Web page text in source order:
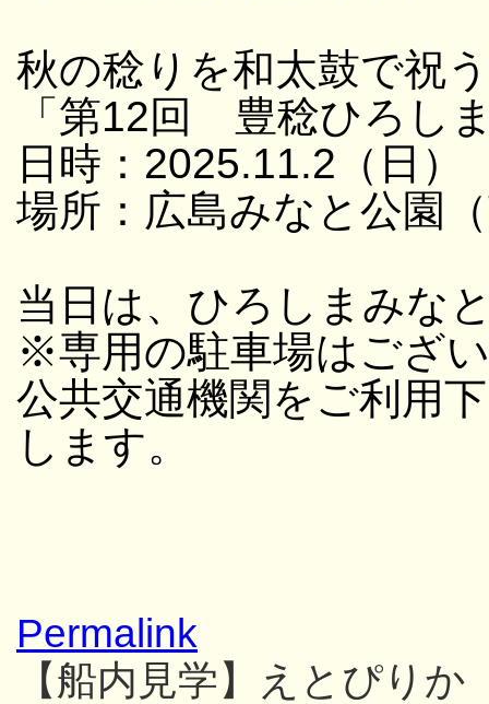
秋の稔りを和太鼓で祝
「第12回 豊稔ひろし
日時：2025.11.2（日
場所：広島みなと公園
当日は、ひろしまみな
※専用の駐車場はござ
公共交通機関をご利用
します。
Permalink
【船内見学】えとぴりか